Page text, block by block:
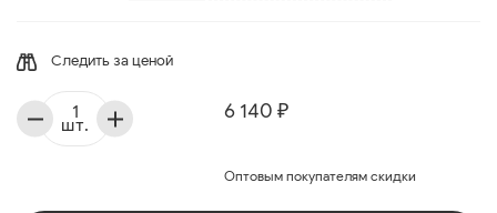
Следить за ценой
6 140 ₽
Оптовым покупателям скидки
шт.